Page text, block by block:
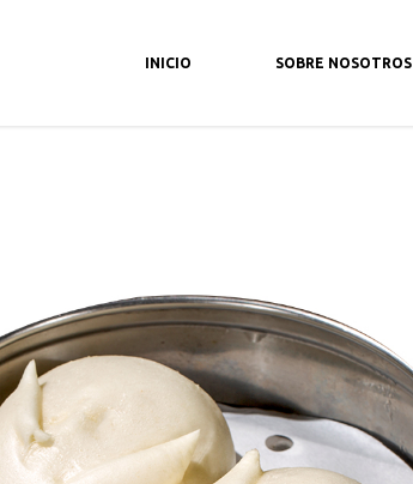
INICIO SOBRE NOSOTROS
NUM 4.04740.ROQUETAS DE MAR, ALMERIA